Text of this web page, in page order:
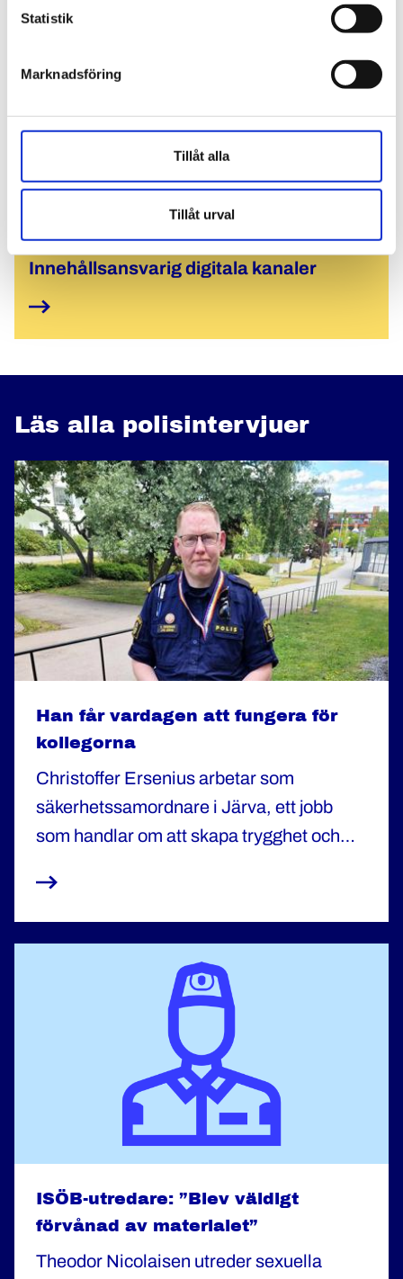
Statistik
Marknadsföring
Tillåt alla
Tillåt urval
vecka i sträck.
Kristina Wall
Innehållsansvarig digitala kanaler
Läs alla polisintervjuer
Han får vardagen att fungera för
kollegorna
Christoffer Ersenius arbetar som
säkerhetssamordnare i Järva, ett jobb
som handlar om att skapa trygghet och
säga att jag gör det som inte är så synligt
för allmänheten, men som är helt
fungera", säger han.
ISÖB-utredare: ”Blev väldigt
förvånad av materialet”
Theodor Nicolaisen utreder sexuella